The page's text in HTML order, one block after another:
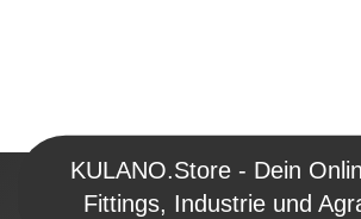
KULANO.Store - Dein
Fittings, Industrie und